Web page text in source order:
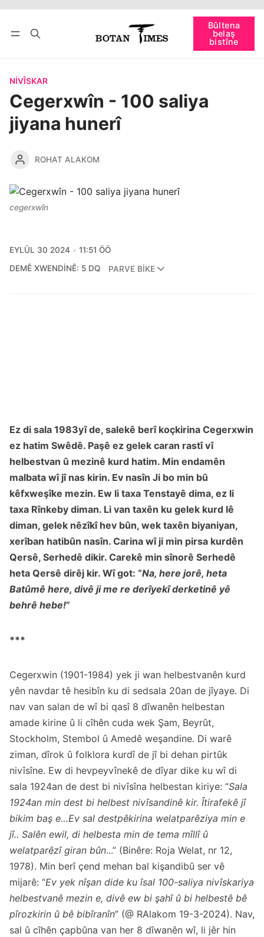
Bûltena
belaş
bistîne
bişopîne
NIVÎSKAR
Cegerxwîn - 100 saliya
jiyana hunerî
ROHAT ALAKOM
cegerxwîn
EYLÜL 30 2024
11:51 ÖÖ
DEMÊ XWENDINÊ: 5 DQ
PARVE BIKE
Ez di sala 1983yî de, salekê berî koçkirina Cegerxwin
ez hatim Swêdê. Paşê ez gelek caran rastî vî
helbestvan û mezinê kurd hatim. Min endamên
malbata wî jî nas kirin. Ev nasîn Ji bo min bû
kêfxweşîke mezin. Ew li taxa Tenstayê dima, ez li
taxa Rînkeby diman. Li van taxên ku gelek kurd lê
diman, gelek nêzîkî hev bûn, wek taxên biyaniyan,
xerîban hatibûn nasîn. Carina wî ji min pirsa kurdên
Qersê, Serhedê dikir. Carekê min sînorê Serhedê
heta Qersê dirêj kir. Wî got: “Na, here jorê, heta
Batûmê here, divê ji me re derîyekî derketinê yê
behrê hebe!”
***
Cegerxwin (1901-1984) yek ji wan helbestvanên kurd
yên navdar tê hesibîn ku di sedsala 20an de jîyaye. Di
nav van salan de wî bi qasî 8 dîwanên helbestan
amade kirine û li cîhên cuda wek Şam, Beyrût,
Stockholm, Stembol û Amedê weşandine. Di warê
ziman, dîrok û folklora kurdî de jî bi dehan pirtûk
nivîsîne. Ew di hevpeyvînekê de dîyar dike ku wî di
sala 1924an de dest bi nivîsîna helbestan kiriye: “Sala
1924an min dest bi helbest nivîsandinê kir. Îtirafekê jî
bikim baş e…Ev sal destpêkirina welatparêziya min e
jî.. Salên ewil, di helbesta min de tema mîllî û
welatparêzî giran bûn...” (Binêre: Roja Welat, nr 12,
1978). Min berî çend mehan bal kişandibû ser vê
mijarê: “Ev yek nîşan dide ku îsal 100-saliya nivîskariya
helbestvanê mezin e, divê ew bi şahî û bi helbestê bê
pîrozkirin û bê bibîranîn” (@ RAlakom 19-3-2024). Nav,
sal û cîhên çapbûna van her 8 dîwanên wî, li jêr hin